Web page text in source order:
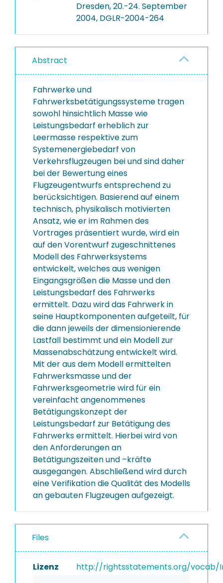
Dresden, 20.-24. September
2004, DGLR-2004-264
Abstract
Fahrwerke und
Fahrwerksbetätigungssysteme tragen
sowohl hinsichtlich Masse wie
Leistungsbedarf erheblich zur
Leermasse respektive zum
Systemenergiebedarf von
Verkehrsflugzeugen bei und sind daher
bei der Bewertung eines
Flugzeugentwurfs entsprechend zu
berücksichtigen. Basierend auf einem
technisch, physikalisch motivierten
Ansatz, wie er im Rahmen des
Vortrages präsentiert wurde, wird ein
auf den Vorentwurf zugeschnittenes
Modell des Fahrwerksystems
entwickelt, welches aus wenigen
Eingangsgrößen die Masse und den
Leistungsbedarf des Fahrwerks
ermittelt. Dazu wird das Fahrwerk in
seine Hauptkomponenten aufgeteilt, für
die dann jeweils der dimensionierende
Lastfall bestimmt und ein Modell zur
Massenabschätzung entwickelt wird.
Mit der aus dem Modell ermittelten
Fahrwerksmasse und der
Fahrwerksgeometrie wird für ein
vereinfacht angenommenes
Betätigungskonzept der
Leistungsbedarf zur Betätigung des
Fahrwerks ermittelt. Hierbei wird von
den Anforderungen an
Betätigungszeiten und –kräfte
ausgegangen. Abschließend wird durch
eine Verifikation die Qualität des Modells
an gebauten Flugzeugen aufgezeigt.
Files
Lizenz http://rightsstatements.org/vocab/